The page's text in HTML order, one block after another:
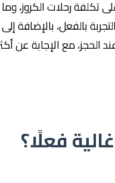
رحلات الكروز، وما
بالإضافة إلى
مع الإجابة عن أكثر
فعلًا؟